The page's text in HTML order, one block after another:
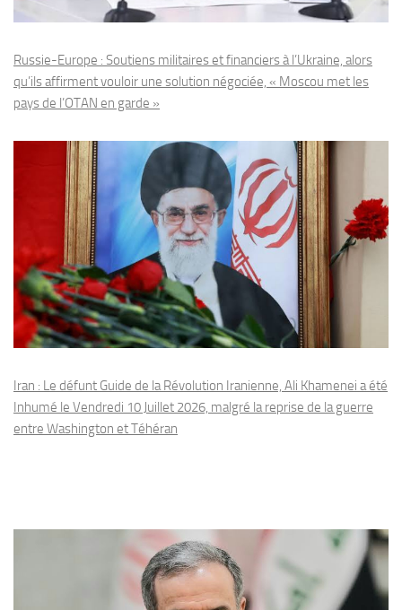
Russie-Europe : Soutiens militaires et financiers à l’Ukraine, alors
qu’ils affirment vouloir une solution négociée, « Moscou met les
pays de l’OTAN en garde »
Iran : Le défunt Guide de la Révolution Iranienne, Ali Khamenei a été
Inhumé le Vendredi 10 Juillet 2026, malgré la reprise de la guerre
entre Washington et Téhéran